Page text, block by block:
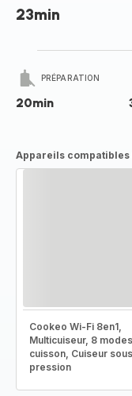
23min
PRÉPARATION
20min
Appareils compatibles
Cookeo Wi-Fi 8en1,
Multicuiseur, 8
cuisson, Cuiseur sous
pression